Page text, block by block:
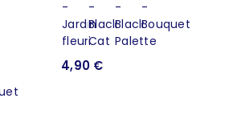
4,90 €